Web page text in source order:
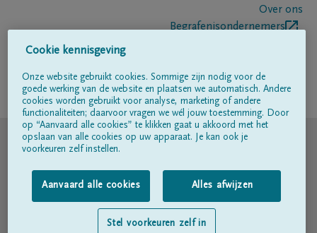
Over ons
Begrafenisondernemers
Volg ons op
© DELA
Gebruiksvoorwaarden
Privacyverklaring
Toegankelijkheidsverklaring
Cookie kennisgeving
Onze website gebruikt cookies. Sommige zijn nodig voor de
goede werking van de website en plaatsen we automatisch. Andere
cookies worden gebruikt voor analyse, marketing of andere
functionaliteiten; daarvoor vragen we wél jouw toestemming. Door
op “Aanvaard alle cookies” te klikken gaat u akkoord met het
opslaan van alle cookies op uw apparaat. Je kan ook je
voorkeuren zelf instellen.
Aanvaard alle cookies Alles afwijzen
Stel voorkeuren zelf in